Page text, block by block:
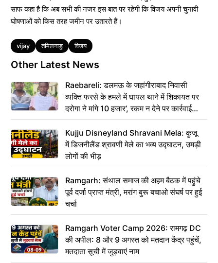
साफ कहा है कि अब सभी की नजर इस बात पर रहेगी कि विजय अपनी चुनावी
घोषणाओं को किस तरह जमीन पर उतारते हैं।
Tags
vijay तमिलनाडु विजय
Other Latest News
Raebareli: डलमऊ के जहांगीराबाद निवासी
व्यक्ति फरसे के हमले में घायल थाने में शिकायत पर
दरोगा ने मांगे 10 हजार’, रकम न देने पर कार्रवाई
ठंडी!
Kujju Disneyland Shravani Mela: कुजू
में डिजनीलैंड श्रावणी मेले का भव्य उद्घाटन, उमड़ी
लोगों की भीड़
Ramgarh: संथाल समाज की अहम बैठक में पहुंचे
पूर्व दर्जा प्राप्त मंत्री, मरांग बुरू बचाओ संघर्ष पर हुई
चर्चा
Ramgarh Voter Camp 2026: रामगढ़ DC
की अपील: 8 और 9 अगस्त को मतदान केंद्र पहुंचें,
मतदाता सूची में जुड़वाएं नाम